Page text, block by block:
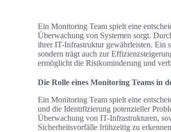
Ein Monitoring Team spielt eine
Überwachung von Systemen sorgt.
ihrer IT-Infrastruktur gewährleisten. Ein
sondern trägt auch zur
ermöglicht die Risikominderung und
Die Rolle eines Monitoring Teams in
Ein Monitoring Team spielt eine
und die Identifizierung potenzieller
Überwachung von IT-Infrastrukturen,
Sicherheitsvorfälle frühzeitig zu